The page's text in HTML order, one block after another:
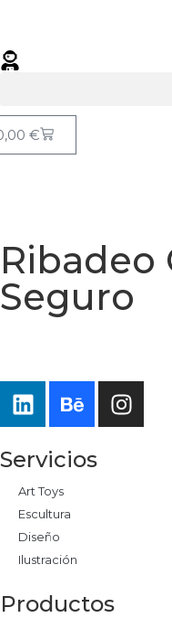
€
Ribadeo
Seguro
Servicios
Art Toys
Escultura
Diseño
Ilustración
Productos